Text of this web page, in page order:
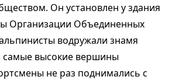
Он установлен у здания
Организации Объединенных
водружали знамя
самые высокие вершины
не раз поднимались с